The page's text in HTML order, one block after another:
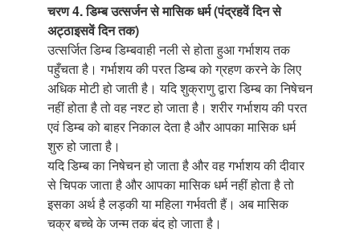
चरण 4. डिम्ब उत्सर्जन से मासिक धर्म (पंद्रहवें दिन से
अट्ठाइसवें दिन तक)
उत्सर्जित डिम्ब डिम्बवाही नली से होता हुआ गर्भाशय तक
पहुँचता है। गर्भाशय की परत डिम्ब को ग्रहण करने के लिए
अधिक मोटी हो जाती है। यदि शुक्राणु द्वारा डिम्ब का निषेचन
नहीं होता है तो वह नश्ट हो जाता है। शरीर गर्भाशय की परत
एवं डिम्ब को बाहर निकाल देता है और आपका मासिक धर्म
शुरु हो जाता है।
यदि डिम्ब का निषेचन हो जाता है और वह गर्भाशय की दीवार
से चिपक जाता है और आपका मासिक धर्म नहीं होता है तो
इसका अर्थ है लड़की या महिला गर्भवती हैं। अब मासिक
चक्र बच्चे के जन्म तक बंद हो जाता है।